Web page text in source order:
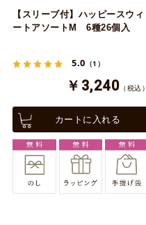
【スリーブ付】ハッピースウィ
ートアソートM 6種26個入
5.0 （1）
￥3,240 （税込）
カートに入れる